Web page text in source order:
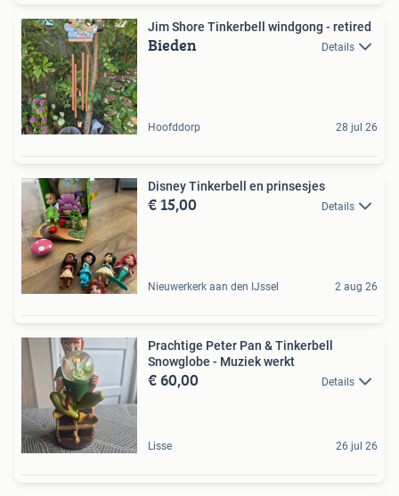
Jim Shore Tinkerbell windgong - retired
Bieden Details
Hoofddorp 28 jul 26
Disney Tinkerbell en prinsesjes
€ 15,00 Details
Nieuwerkerk aan den IJssel 2 aug 26
Prachtige Peter Pan & Tinkerbell
Snowglobe - Muziek werkt
€ 60,00 Details
Lisse 26 jul 26